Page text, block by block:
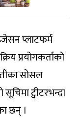
प्लाटफर्म
प्रयोगकर्ताको
सोसल
ट्वीटरभन्दा
छन् ।